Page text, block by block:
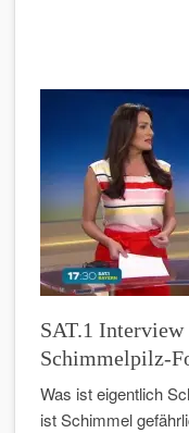
SAT.1
Schimmelpilz-
Was ist eigentlich
ist Schimmel